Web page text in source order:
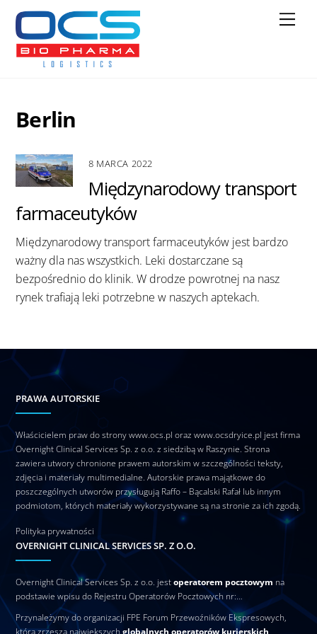
Skip
content
Berlin
8 MARCA 2022
Międzynarodowy transport
farmaceutyków
Międzynarodowy transport farmaceutyków jest bardzo
ważny dla nas wszystkich. Leki dostarczane są
bezpośrednio do klinik. W drodze powrotnej na nasz
rynek trafiają leki potrzebne w naszych aptekach.
PRAWA AUTORSKIE
Właścicielem praw do strony www.ocs.pl oraz www.ocsdryice.pl jest firma
Overnight Clinical Services Sp. z o.o. z siedzibą w Raszynie. Strona
zawiera utwory chronione prawem autorskim w szczególności teksty,
zdjęcia i materiały multimedialne. Autorskie prawa majątkowe do
poszczególnych utworów przysługują Raffo – Bącalski Rafał lub innym
podmiotom, których materiały wykorzystywane są na stronie za ich zgodą.
Polityka prywatności
OVERNIGHT CLINICAL SERVICES SP. Z O.O.
Overnight Clinical Services Sp. z o.o. jestoperatorem pocztowym na
podstawie wpisu do Rejestru Operatorów Pocztowych nr:…
Przynależymy do organizacji FPE Forum Przewoźników Ekspresowych,
która zrzesza największychglobalnych operatorów kurierskich